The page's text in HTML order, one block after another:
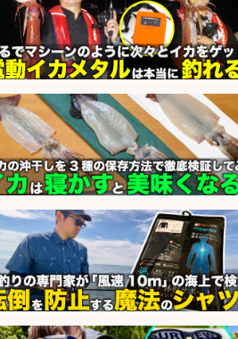
レジカウンター/お釣りの計算不要
の簡単レジ 未経験も安心の研修あり
1日2h
会社名 オーケー株式会社
sponsored by 求人ボックス
レジカウンター/お釣りの計算不要
の簡単レジ 未経験も安心の研修あり
1日2h
会社名 オーケー株式会社
sponsored by 求人ボックス
レジカウンター/お釣りの計算不要